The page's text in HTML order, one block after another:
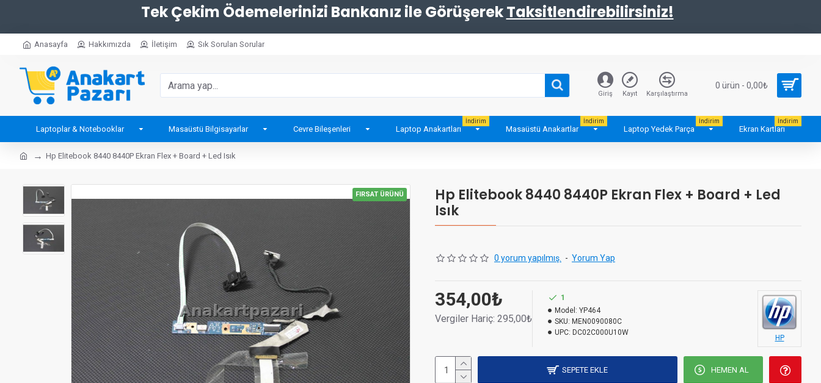
Tek Çekim Ödemelerinizi Bankanız ile GörüşerekTaksitlendirebilirsiniz!
Anasayfa Hakkımızda İletişim Sık Sorulan Sorular
Giriş Kayıt Karşılaştırma
0 ürün - 0,00₺
Laptoplar & Notebooklar Masaüstü Bilgisayarlar Cevre Bileşenleri Laptop Anakartları
İndirim
Masaüstü Anakartlar
İndirim
Laptop Yedek Parça
İndirim
Ekran Kartları
İndirim
Hp Elitebook 8440 8440P Ekran Flex + Board + Led Isık
FIRSAT ÜRÜNÜ
Hp Elitebook 8440 8440P Ekran Flex + Board + Led
Isık
0 yorum yapılmış. - Yorum Yap
354,00₺
Vergiler Hariç: 295,00₺
1
Model: YP464
SKU: MEN0090080C
UPC: DC02C000U10W
HP
SEPETE EKLE HEMEN AL